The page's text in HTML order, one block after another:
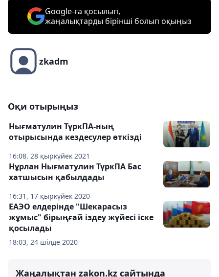
Google-ға қосылып,
жаңалықтарды бірінші болып оқыңыз
zkadm
Оқи отырыңыз
16:08, 28 қыркүйек 2021
Нығматулин ТүркПА-ның
отырысында кездесулер өткізді
16:31, 17 қыркүйек 2020
Нұрлан Нығматулин ТүркПА Бас
хатшысын қабылдады
18:03, 24 шілде 2020
ЕАЭО елдерінде "Шекарасыз
жұмыс" бірыңғай іздеу жүйесі іске
қосылады
Жаңалықтан zakon.kz сайтында